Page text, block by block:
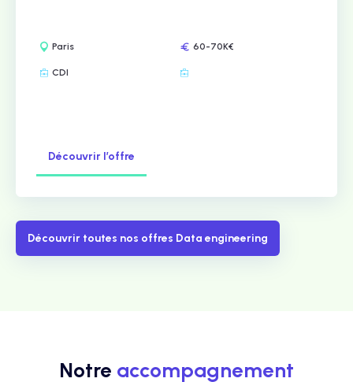
Paris 60-70K€
CDI
Découvrir l’offre
Découvrir toutes nos offres Data engineering
Notre accompagnement